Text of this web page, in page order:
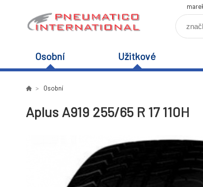
Osobní Užitkové
Osobní
Aplus A919 255/65 R 17 110H